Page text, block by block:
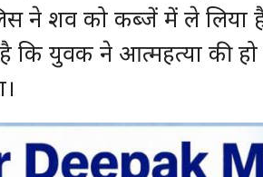
पुलिस ने शव को कब्जें में ले
कि युवक ने आत्महत्या की